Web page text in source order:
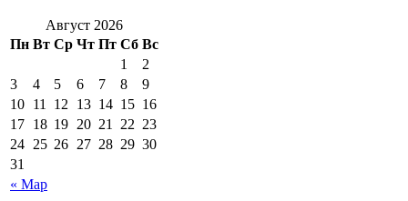
Август 2026
Пн Вт Ср Чт Пт Сб Вс
« Мар
1
2
3
4 5 6 7 8
9
10 11 12 13 14 15 16
17 18 19 20 21 22 23
24 25 26 27 28 29 30
31